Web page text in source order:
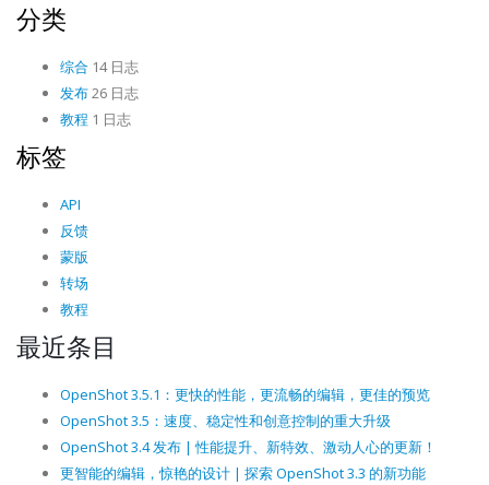
分类
综合 14 日志
发布26 日志
教程 1 日志
标签
API
反馈
蒙版
转场
教程
最近条目
OpenShot 3.5.1：更快的性能，更流畅的编辑，更佳的预览
OpenShot 3.5：速度、稳定性和创意控制的重大升级
OpenShot 3.4 发布 | 性能提升、新特效、激动人心的更新！
更智能的编辑，惊艳的设计 | 探索 OpenShot 3.3 的新功能